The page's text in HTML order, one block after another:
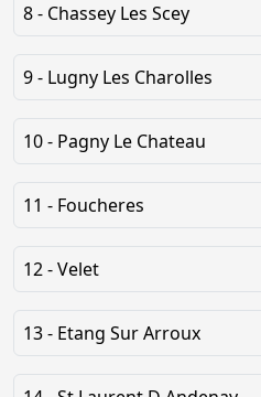
8 - Chassey Les Scey
9 - Lugny Les Charolles
10 - Pagny Le Chateau
11 - Foucheres
12 - Velet
13 - Etang Sur Arroux